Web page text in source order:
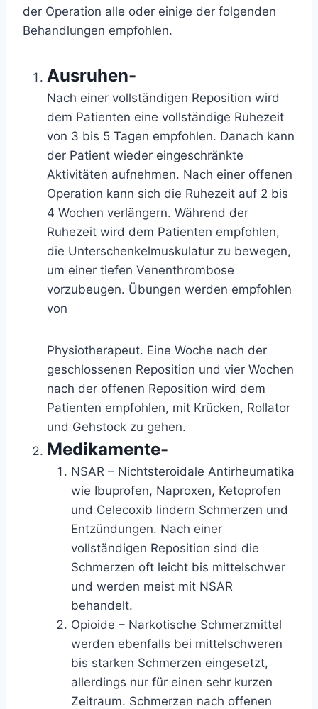
der Operation alle oder einige der folgenden
Behandlungen empfohlen.
Ausruhen-
Nach einer vollständigen Reposition wird
dem Patienten eine vollständige Ruhezeit
von 3 bis 5 Tagen empfohlen. Danach kann
der Patient wieder eingeschränkte
Aktivitäten aufnehmen. Nach einer offenen
Operation kann sich die Ruhezeit auf 2 bis
4 Wochen verlängern. Während der
Ruhezeit wird dem Patienten empfohlen,
die Unterschenkelmuskulatur zu bewegen,
um einer tiefen Venenthrombose
vorzubeugen. Übungen werden empfohlen
von
Physiotherapeut. Eine Woche nach der
geschlossenen Reposition und vier Wochen
nach der offenen Reposition wird dem
Patienten empfohlen, mit Krücken, Rollator
und Gehstock zu gehen.
Medikamente-
NSAR – Nichtsteroidale Antirheumatika
wie Ibuprofen, Naproxen, Ketoprofen
und Celecoxib lindern Schmerzen und
Entzündungen. Nach einer
vollständigen Reposition sind die
Schmerzen oft leicht bis mittelschwer
und werden meist mit NSAR
behandelt.
Opioide – Narkotische Schmerzmittel
werden ebenfalls bei mittelschweren
bis starken Schmerzen eingesetzt,
allerdings nur für einen sehr kurzen
Zeitraum. Schmerzen nach offenen